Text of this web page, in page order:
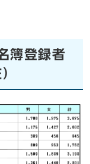
簿登録者